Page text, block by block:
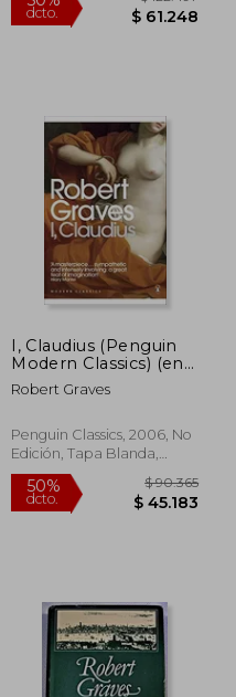
29%
dcto. $
I, Claudius (Penguin
Modern Classics) (en
Inglés)
Robert Graves
Penguin Classics, 2006, No
Edición, Tapa Blanda,
Nuevo